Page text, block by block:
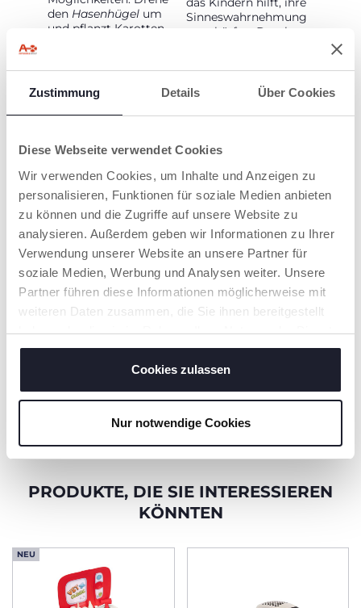
Zustimmung Details Über Cookies
Diese Webseite verwendet Cookies
Wir verwenden Cookies, um Inhalte und Anzeigen zu
personalisieren, Funktionen für soziale Medien anbieten
zu können und die Zugriffe auf unsere Website zu
analysieren. Außerdem geben wir Informationen zu Ihrer
Verwendung unserer Website an unsere Partner für
soziale Medien, Werbung und Analysen weiter. Unsere
Partner führen diese Informationen möglicherweise mit
weiteren Daten zusammen, die Sie ihnen bereitgestellt
haben oder die sie im Rahmen Ihrer Nutzung der Dienste
gesammelt haben.
Cookies zulassen
Nur notwendige Cookies
den Hasenhügel um
und pflanzt Karotten
und Häschen auf der
Spitze und lasst sie
sanft hin und her
schaukeln.
Sinneswahrnehmung
zu schärfen. Durch
die Welt mit all ihren
Sinnen.
FSC®-
ZERTIFIZIERTES
HOLZ
Spielsets derMy
Wood Friends-
Kollektion bestehen
zertifiziertem Holz.
PRODUKTE, DIE SIE INTERESSIEREN
KÖNNTEN
NEU